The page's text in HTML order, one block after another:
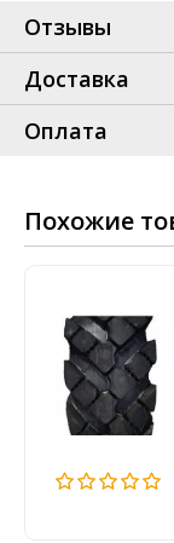
Отзывы
Доставка
Оплата
Похожие